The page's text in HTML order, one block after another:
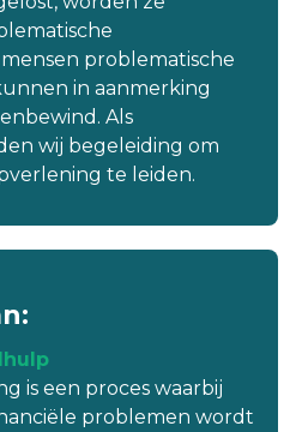
problematische
in aanmerking
Als
wij begeleiding om
te leiden.
is een proces waarbij
problemen wordt